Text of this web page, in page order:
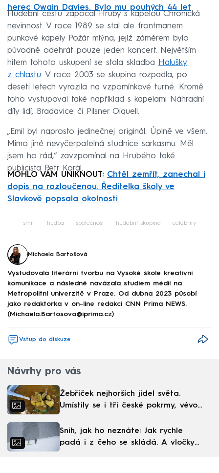
herec Owain Davies. Bylo mu pouhých 44 let
Hudební cestu započal Hrubý s kapelou Chronická
nevinnost. V roce 1989 se stal ale frontmanem
punkové kapely Požár mlýna, jejíž záměrem bylo
původně odehrát pouze jeden koncert. Největším
hitem tohoto uskupení se stala skladba
Halušky
z chlastu. V roce 2003 se skupina rozpadla, po
deseti letech vyrazila na vzpomínkové turné. Kromě
toho vystupoval také například s kapelami Náhradní
díly lidí, Bradavice či Pilsner Oiquell.
„Emil byl naprosto jedinečnej originál. Úplně ve všem.
Mimo jiné nevyčerpatelná studnice sarkasmu. Měl
jsem ho rád,“ zavzpomínal na Hrubého také
publicista Petr Korál.
MOHLO VÁM UNIKNOUT: Chtěl zemřít, zanechal i
dopis na rozloučenou. Ředitelka školy ve
Slavkově popsala okolnosti
smrt hudba společnost hudební skupina celebrity
Michaela Bartošová
Vystudovala literární tvorbu na Vysoké škole kreativní
komunikace a následně navázala studiem médií na
Metropolitní univerzitě v Praze. Od dubna 2023 působí
jako redaktorka v on-line redakci CNN Prima NEWS.
(Michaela.Bartosova@iprima.cz)
Vstup do diskuze
Návrhy pro vás
Žebříček nejhorších jídel světa.
Umístily se i tři české pokrmy, vévodí
Sníh, jak ho neznáte: Jak rychle
padá i z čeho se skládá. A vločky